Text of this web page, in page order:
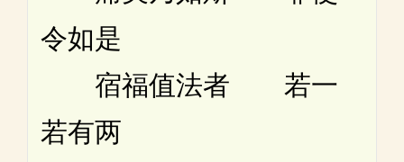
令如是
宿福值法者 若一
若有两